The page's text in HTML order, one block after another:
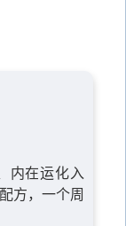
内在运化入
方，一个周